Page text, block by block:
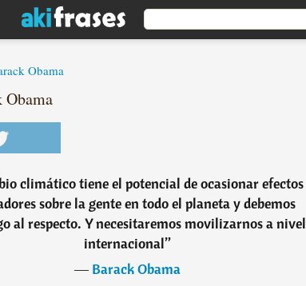
Obama
Obama
climático tiene el potencial de ocasionar efectos
sobre la gente en todo el planeta y debemos
al respecto. Y necesitaremos movilizarnos a nivel
internacional”
―Barack Obama